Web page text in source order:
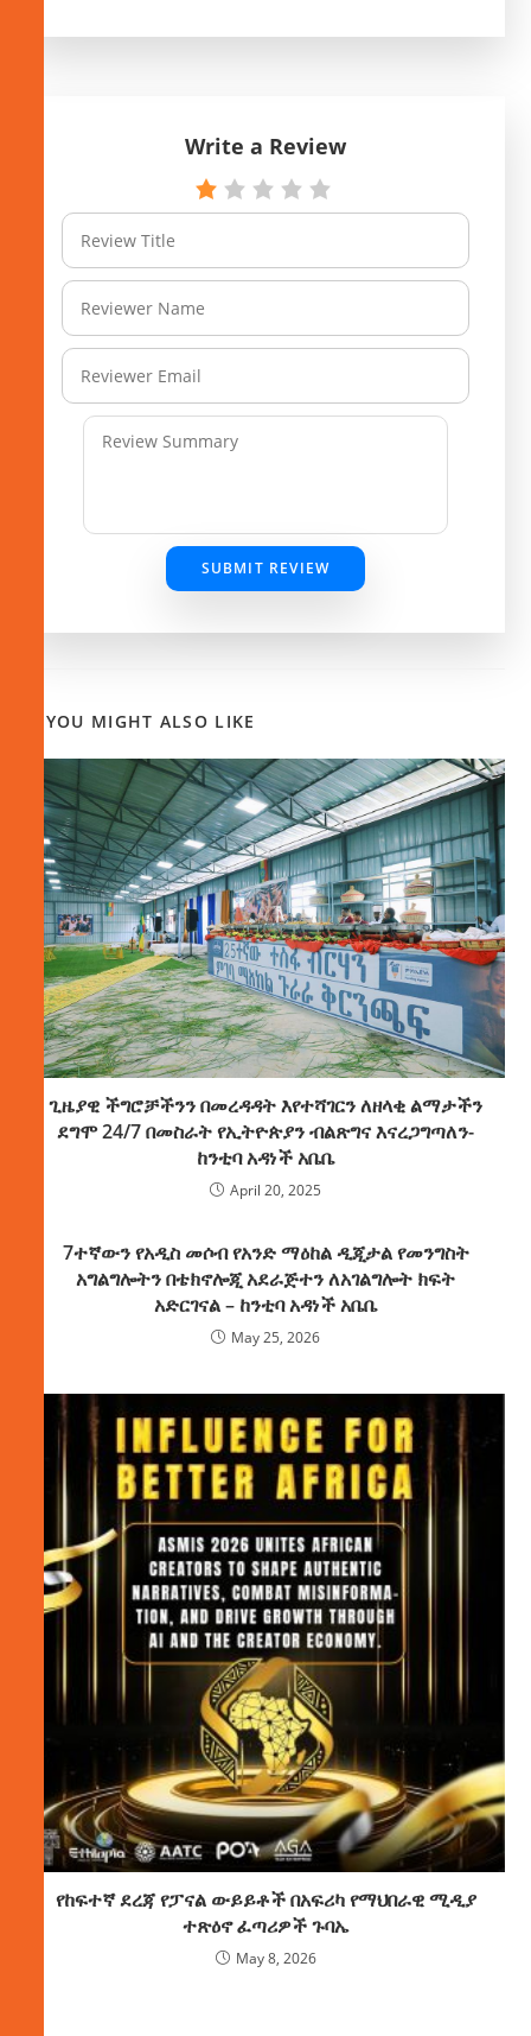
Write a Review
SUBMIT REVIEW
YOU MIGHT ALSO LIKE
ጊዜያዊ ችግሮቻችንን በመረዳዳት እየተሻገርን ለዘላቂ ልማታችን
ደግሞ 24/7 በመስራት የኢትዮጵያን ብልጽግና እናረጋግጣለን-
ከንቲባ አዳነች አቤቤ
April 20, 2025
7ተኛውን የአዲስ መሶብ የአንድ ማዕከል ዲጂታል የመንግስት
አግልግሎትን በቴክኖሎጂ አደራጅተን ለአገልግሎት ክፍት
አድርገናል – ከንቲባ አዳነች አቤቤ
May 25, 2026
የከፍተኛ ደረጃ የፓናል ውይይቶች በአፍሪካ የማህበራዊ ሚዲያ
ተጽዕኖ ፈጣሪዎች ጉባኤ
May 8, 2026